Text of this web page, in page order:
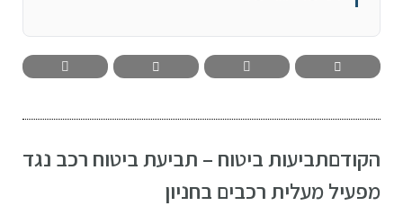
הקודםתביעות ביטוח – תביעת ביטוח רכב נגד
מפעיל מעלית רכבים בחניון